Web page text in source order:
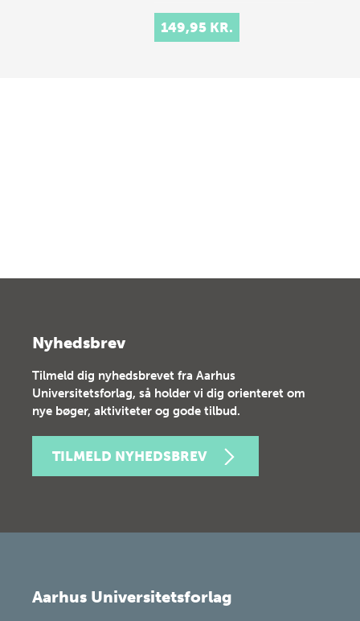
149,95 KR.
Nyhedsbrev
Tilmeld dig nyhedsbrevet fra Aarhus
Universitetsforlag, så holder vi dig orienteret om
nye bøger, aktiviteter og gode tilbud.
TILMELD NYHEDSBREV
Aarhus Universitetsforlag